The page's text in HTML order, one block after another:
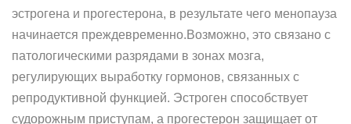
эстрогена и прогестерона, в результате чего менопауза
начинается преждевременно.Возможно, это связано с
патологическими разрядами в зонах мозга,
регулирующих выработку гормонов, связанных с
репродуктивной функцией. Эстроген способствует
судорожным приступам, а прогестерон защищает от